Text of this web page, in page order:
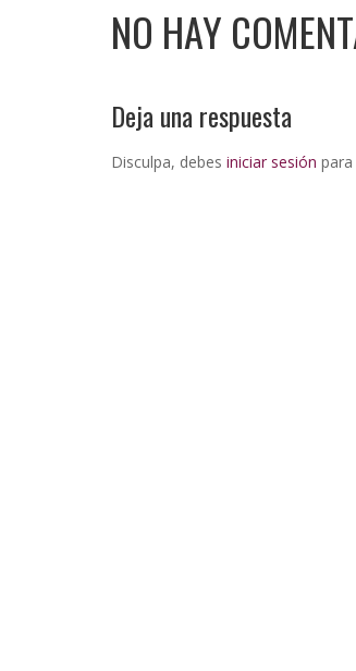
NO HAY
Deja una respuesta
Disculpa, debes iniciar sesión